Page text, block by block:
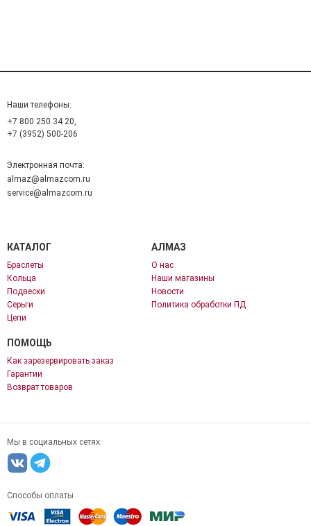
Наши телефоны:
+7 800 250 34 20,
+7 (3952) 500-206
Электронная почта:
almaz@almazcom.ru
service@almazcom.ru
КАТАЛОГ
Браслеты
Кольца
Подвески
Серьги
Цепи
АЛМАЗ
О нас
Наши магазины
Новости
Политика обработки ПД
ПОМОЩЬ
Как зарезервировать заказ
Гарантии
Возврат товаров
Мы в социальных сетях:
Способы оплаты